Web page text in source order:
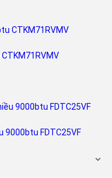
9000btu FDTC25VF